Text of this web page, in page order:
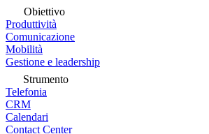
Obiettivo
Produttività
Comunicazione
Mobilità
Gestione e leadership
Strumento
Telefonia
CRM
Calendari
Contact Center